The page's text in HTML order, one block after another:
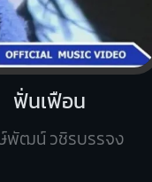
ฟั่นเฟือน
พัฒน์ วชิรบรรจง